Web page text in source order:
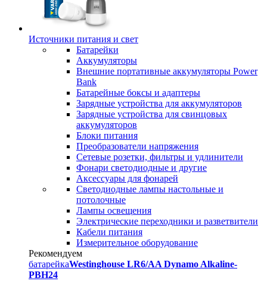
Источники питания и свет
Батарейки
Аккумуляторы
Внешние портативные аккумуляторы Power
Bank
Батарейные боксы и адаптеры
Зарядные устройства для аккумуляторов
Зарядные устройства для свинцовых
аккумуляторов
Блоки питания
Преобразователи напряжения
Сетевые розетки, фильтры и удлинители
Фонари светодиодные и другие
Аксессуары для фонарей
Светодиодные лампы настольные и
потолочные
Лампы освещения
Электрические переходники и разветвители
Кабели питания
Измерительное оборудование
Рекомендуем
батарейкаWestinghouse LR6/AA Dynamo Alkaline-
PBH24